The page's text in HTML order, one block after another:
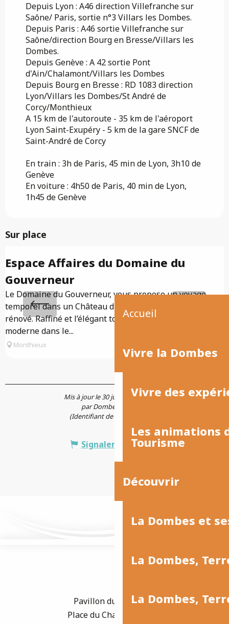
Accueil
Vivre la Dombes
Vivre des
Les animations
Tourisme
Découvrir
La Dombes et
La Dombes,
La Dombes,
Depuis Lyon : A46 direction Villefranche sur
Saône/ Paris, sortie n°3 Villars les Dombes.
Depuis Paris : A46 sortie Villefranche sur
Saône/direction Bourg en Bresse/Villars les
Dombes.
Depuis Genève : A 42 sortie Pont
d'Ain/Chalamont/Villars les Dombes
Depuis Bourg en Bresse : RD 1083 direction
Lyon/Villars les Dombes/St André de
Corcy/Monthieux
A 15 km de l'autoroute - 35 km de l'aéroport
Lyon Saint-Exupéry - 5 km de la gare SNCF de
Saint-André de Corcy
En train : 3h de Paris, 45 min de Lyon, 3h10 de
Genève
En voiture : 4h50 de Paris, 40 min de Lyon,
1h45 de Genève
Sur place
Espace Affaires du Domaine du
Gouverneur
Le Domaine du Gouverneur, vous propose un voyage
temporel dans un Château du XIVe siècle entièrement
rénové. Raffiné et l’élégant tout en alliant le confort
moderne dans le...
Monthieux
Mis à jour le 30 juillet 2026 à 14:58
par Dombes Tourisme
(Identifiant de l'offre :
Signaler une erreur
Pavillon du Tourisme
Place du Champ de Foire